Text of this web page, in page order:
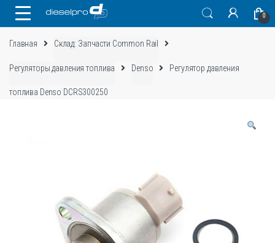
0
Главная Склад: Запчасти Common Rail
Регуляторы давления топлива Denso Регулятор давления
топлива Denso DCRS300250